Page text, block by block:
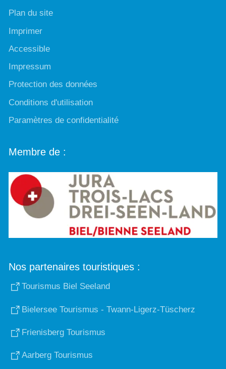
Plan du site
Imprimer
Accessible
Impressum
Protection des données
Conditions d'utilisation
Paramètres de confidentialité
Membre de :
Nos partenaires touristiques :
Tourismus Biel Seeland
Bielersee Tourismus - Twann-Ligerz-Tüscherz
Frienisberg Tourismus
Aarberg Tourismus